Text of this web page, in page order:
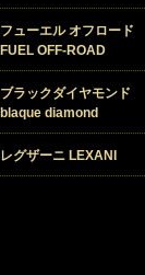
フューエル オフロード
FUEL OFF-ROAD
ブラックダイヤモンド
blaque diamond
レグザーニ LEXANI